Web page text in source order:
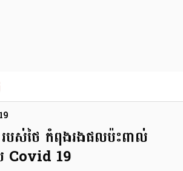
ស់ថៃ កំពុងរងផលប៉ះពាល់
Covid 19